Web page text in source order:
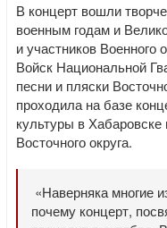
В концерт вошли
военным годам и
и участников Военного
Войск Национальной
песни и пляски
проходила на базе
культуры в
Восточного округа.
«Наверняка многие
почему концерт,